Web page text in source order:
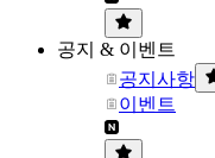
공지 & 이벤트
공지사항
이벤트